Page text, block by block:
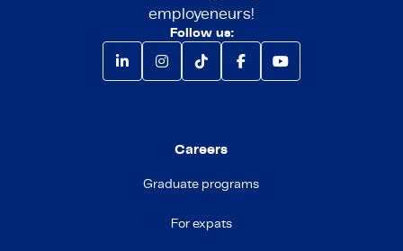
employeneurs!
Follow us:
Careers
Graduate programs
For expats